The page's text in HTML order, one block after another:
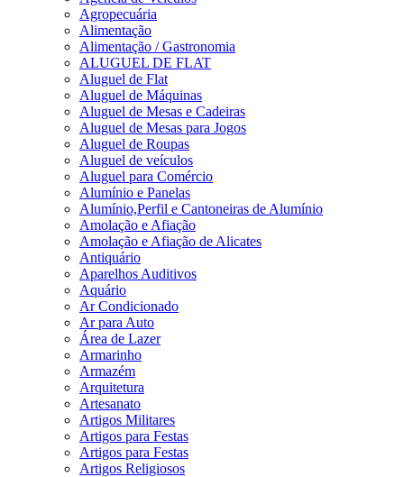
Agropecuária
Alimentação
Alimentação / Gastronomia
ALUGUEL DE FLAT
Aluguel de Flat
Aluguel de Máquinas
Aluguel de Mesas e Cadeiras
Aluguel de Mesas para Jogos
Aluguel de Roupas
Aluguel de veículos
Aluguel para Comércio
Alumínio e Panelas
Alumínio,Perfil e Cantoneiras de Alumínio
Amolação e Afiação
Amolação e Afiação de Alicates
Antiquário
Aparelhos Auditivos
Aquário
Ar Condicionado
Ar para Auto
Área de Lazer
Armarinho
Armazém
Arquitetura
Artesanato
Artigos Militares
Artigos para Festas
Artigos para Festas
Artigos Religiosos